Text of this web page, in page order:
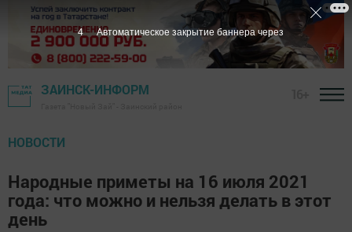
ЗАИНСК-ИНФОРМ
НОВОСТИ
Народные приметы на 16 июля 2021
года: что можно и нельзя делать в этот
день
3 Автоматическое закрытие баннера через